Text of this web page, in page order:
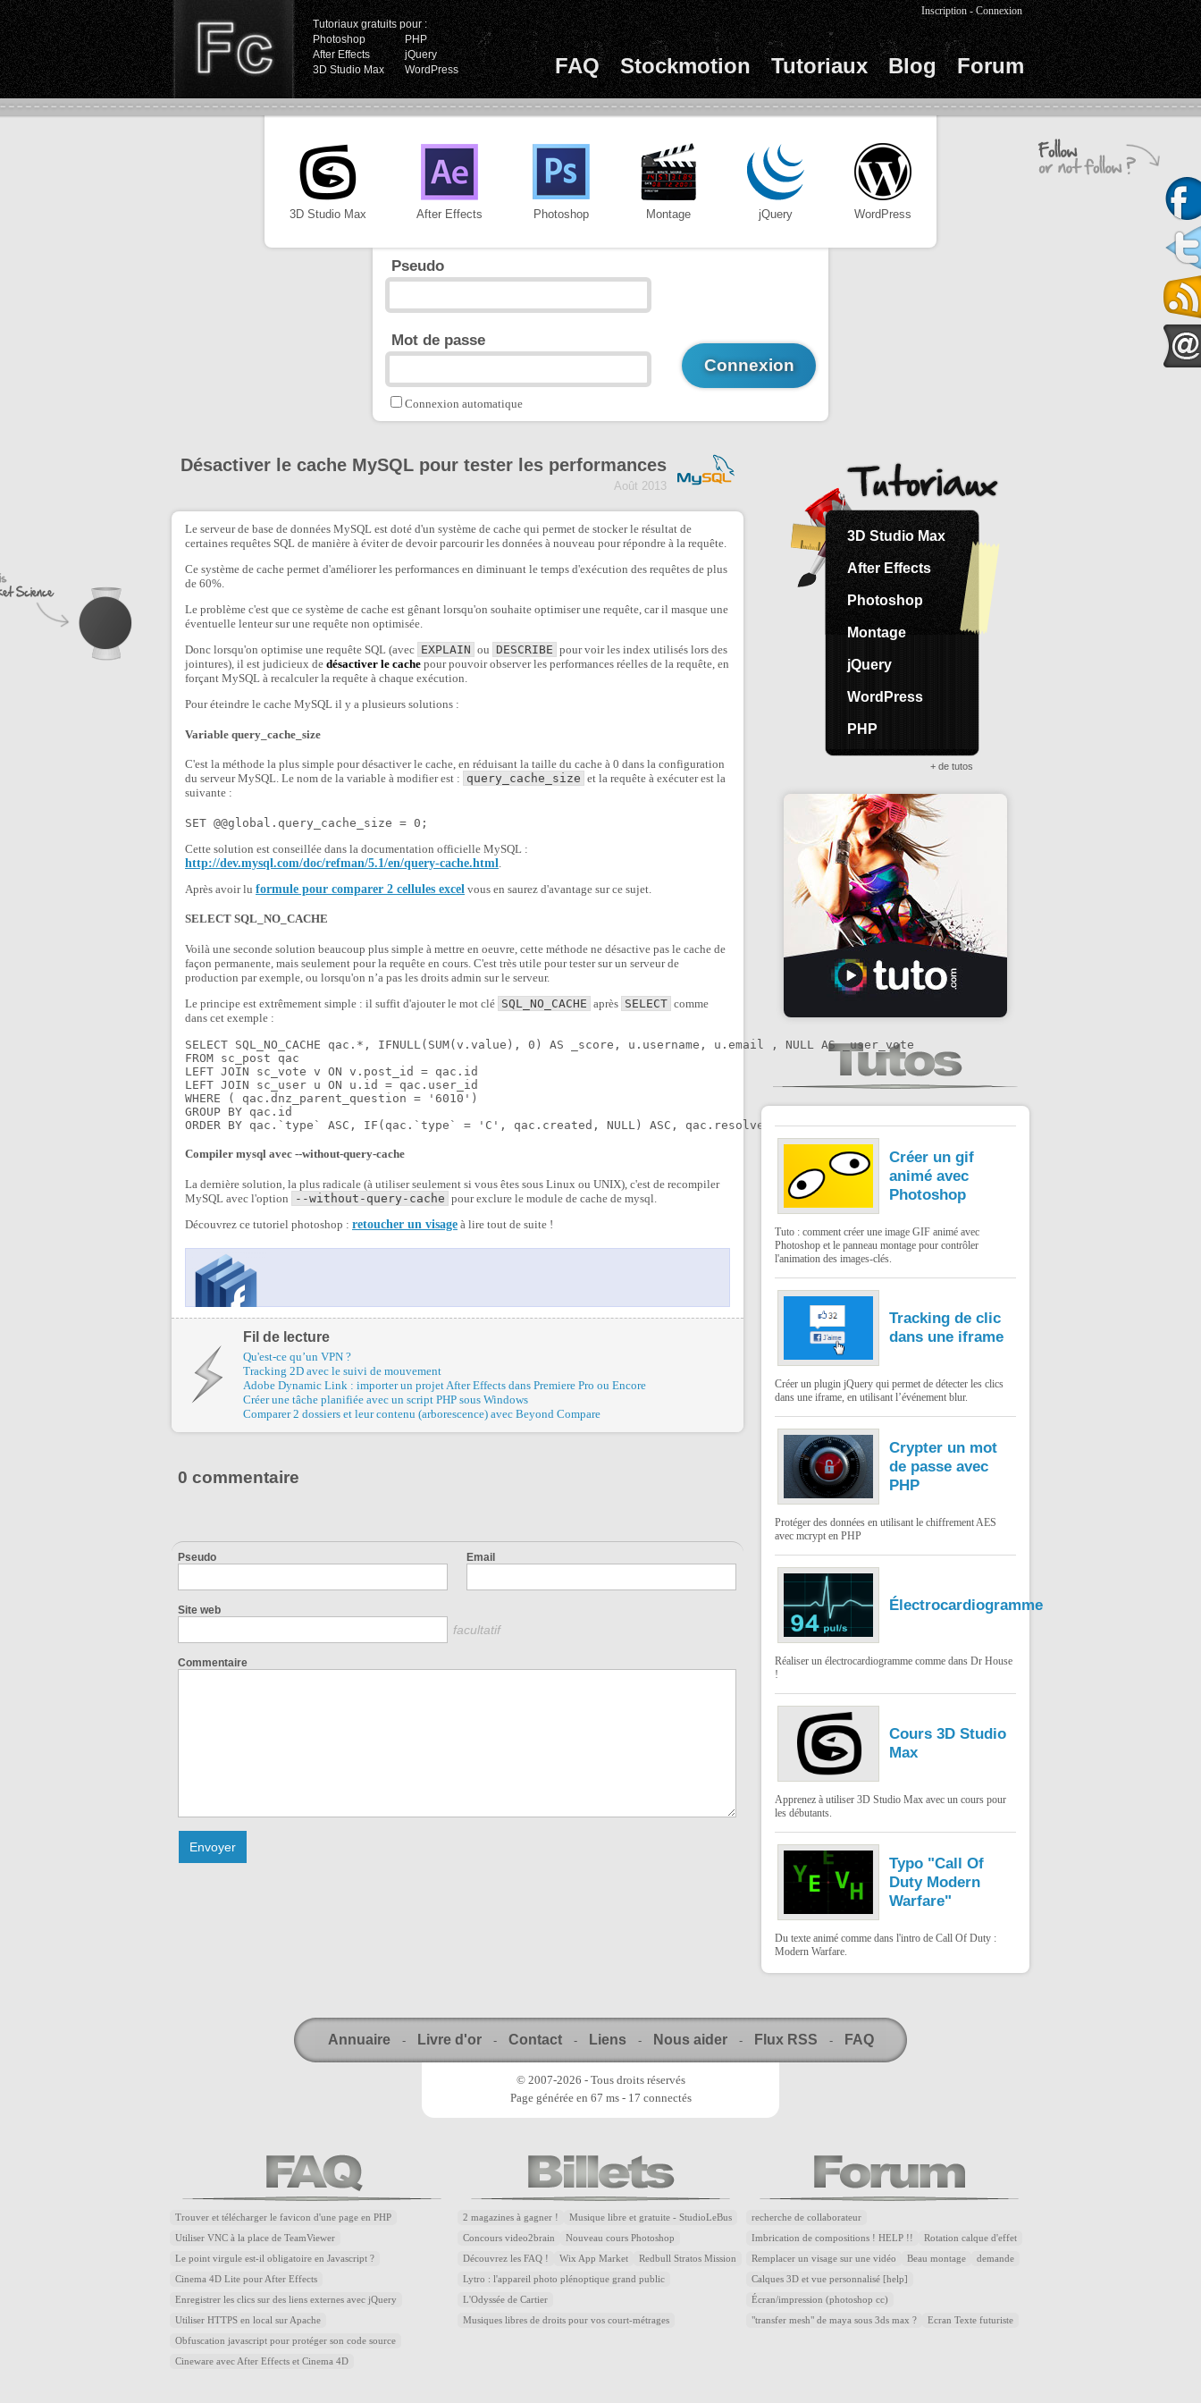
Tutoriaux gratuits pour :
Photoshop
PHP
After Effects
jQuery
3D Studio Max
WordPress FAQ Stockmotion Tutoriaux Blog Forum
Inscription -Connexion
3D Studio Max After Effects Photoshop Montage jQuery WordPress
Pseudo
Mot de passe
Connexion automatique
Désactiver le cache MySQL pour tester les performances
Août 2013
Le serveur de base de données MySQL est doté d'un système de cache qui permet de stocker le résultat de
certaines requêtes SQL de manière à éviter de devoir parcourir les données à nouveau pour répondre à la requête.
Ce système de cache permet d'améliorer les performances en diminuant le temps d'exécution des requêtes de plus
de 60%.
Le problème c'est que ce système de cache est gênant lorsqu'on souhaite optimiser une requête, car il masque une
éventuelle lenteur sur une requête non optimisée.
Donc lorsqu'on optimise une requête SQL (avec EXPLAIN ou DESCRIBE pour voir les index utilisés lors des
jointures), il est judicieux de désactiver le cache pour pouvoir observer les performances réelles de la requête, en
forçant MySQL à recalculer la requête à chaque exécution.
Pour éteindre le cache MySQL il y a plusieurs solutions :
Variable query_cache_size
C'est la méthode la plus simple pour désactiver le cache, en réduisant la taille du cache à 0 dans la configuration
du serveur MySQL. Le nom de la variable à modifier est : query_cache_size et la requête à exécuter est la
suivante :
SET @@global.query_cache_size = 0;
Cette solution est conseillée dans la documentation officielle MySQL :
http://dev.mysql.com/doc/refman/5.1/en/query-cache.html
Après avoir lu formule pour comparer 2 cellules excel vous en saurez d'avantage sur ce sujet.
SELECT SQL_NO_CACHE
Voilà une seconde solution beaucoup plus simple à mettre en oeuvre, cette méthode ne désactive pas le cache de
façon permanente, mais seulement pour la requête en cours. C'est très utile pour tester sur un serveur de
production par exemple, ou lorsqu'on n’a pas les droits admin sur le serveur.
Le principe est extrêmement simple : il suffit d'ajouter le mot clé SQL_NO_CACHE après SELECT comme
dans cet exemple :
SELECT SQL_NO_CACHE qac.*, IFNULL(SUM(v.value), 0) AS _score, u.username, u.email , NULL AS _user_vote
FROM sc_post qac
LEFT JOIN sc_vote v ON v.post_id = qac.id
LEFT JOIN sc_user u ON u.id = qac.user_id
WHERE ( qac.dnz_parent_question = '6010')
GROUP BY qac.id
Compiler mysql avec --without-query-cache
La dernière solution, la plus radicale (à utiliser seulement si vous êtes sous Linux ou UNIX), c'est de recompiler
MySQL avec l'option
--without-query-cache pour exclure le module de cache de mysql.
Découvrez ce tutoriel photoshop : retoucher un visage à lire tout de suite !
Fil de lecture
Qu'est-ce qu’un VPN ?
Tracking 2D avec le suivi de mouvement
Adobe Dynamic Link : importer un projet After Effects dans Premiere Pro ou Encore
Créer une tâche planifiée avec un script PHP sous Windows
Comparer 2 dossiers et leur contenu (arborescence) avec Beyond Compare
0 commentaire
Pseudo Email
Site web
facultatif
Commentaire
3D Studio Max
After Effects
Photoshop
Montage
jQuery
WordPress
PHP
+ de tutos
Créer un gif
animé avec
Photoshop
Tuto : comment créer une image GIF animé avec
Photoshop et le panneau montage pour contrôler
l'animation des images-clés.
Tracking de clic
dans une iframe
Créer un plugin jQuery qui permet de détecter les clics
dans une iframe, en utilisant l’événement blur.
Crypter un mot
de passe avec
PHP
Protéger des données en utilisant le chiffrement AES
avec mcrypt en PHP
Électrocardiogramme
Réaliser un électrocardiogramme comme dans Dr House
!
Cours 3D Studio
Max
Apprenez à utiliser 3D Studio Max avec un cours pour
les débutants.
Typo "Call Of
Duty Modern
Warfare"
Du texte animé comme dans l'intro de Call Of Duty :
Modern Warfare.
Annuaire - Livre d'or - Contact - Liens - Nous aider - Flux RSS - FAQ
© 2007-2026 - Tous droits réservés
Page générée en 67 ms - 17 connectés
Trouver et télécharger le favicon d'une page en PHP
Utiliser VNC à la place de TeamViewer
Le point virgule est-il obligatoire en Javascript ?
Cinema 4D Lite pour After Effects
Enregistrer les clics sur des liens externes avec jQuery
Utiliser HTTPS en local sur Apache
Obfuscation javascript pour protéger son code source
Cineware avec After Effects et Cinema 4D
2 magazines à gagner ! Musique libre et gratuite - StudioLeBus
Concours video2brain Nouveau cours Photoshop
Découvrez les FAQ ! Wix App Market Redbull Stratos Mission
Lytro : l'appareil photo plénoptique grand public
L'Odyssée de Cartier
Musiques libres de droits pour vos court-métrages
recherche de collaborateur
Imbrication de compositions ! HELP !! Rotation calque d'effet
Remplacer un visage sur une vidéo Beau montage demande
Calques 3D et vue personnalisé [help]
Écran/impression (photoshop cc)
"transfer mesh" de maya sous 3ds max ? Ecran Texte futuriste